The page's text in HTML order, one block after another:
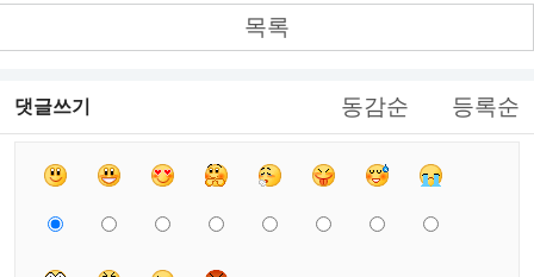
목록
댓글쓰기 동감순 등록순